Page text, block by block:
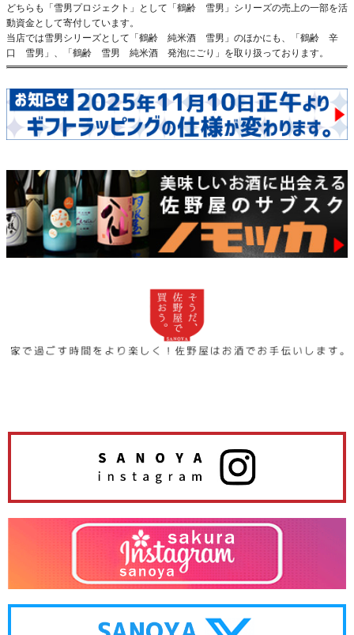
どちらも「雪男プロジェクト」として「鶴齢 雪男」シリーズの売上の一部を活
動資金として寄付しています。
当店では雪男シリーズとして「鶴齢 純米酒 雪男」のほかにも、
「鶴齢 辛
口 雪男」 、 「鶴齢 雪男 純米酒 発泡にごり」 を取り扱っております。